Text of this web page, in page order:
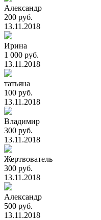
Александр
200 руб.
13.11.2018
Ирина
1 000 руб.
13.11.2018
татьяна
100 руб.
13.11.2018
Владимир
300 руб.
13.11.2018
Жертвователь
300 руб.
13.11.2018
Александр
500 руб.
13.11.2018